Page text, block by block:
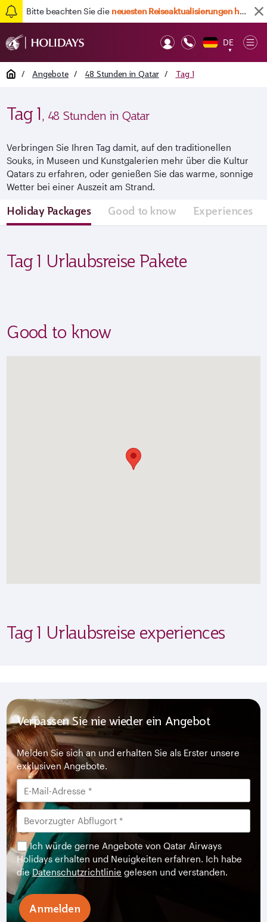
Bitte beachten Sie die neuesten Reiseaktualisierungen hier
DE
▼
Home / Angebote / 48 Stunden in Qatar / Tag 1
Tag 1, 48 Stunden in Qatar
Verbringen Sie Ihren Tag damit, auf den traditionellen
Souks, in Museen und Kunstgalerien mehr über die Kultur
Qatars zu erfahren, oder genießen Sie das warme, sonnige
Wetter bei einer Auszeit am Strand.
Holiday Packages Good to know Experiences
Tag 1 Urlaubsreise Pakete
Good to know
Tag 1 Urlaubsreise experiences
Verpassen Sie nie wieder ein Angebot
Melden Sie sich an und erhalten Sie als Erster unsere
exklusiven Angebote.
Ich würde gerne Angebote von Qatar Airways
Holidays erhalten und Neuigkeiten erfahren. Ich habe
dieDatenschutzrichtlinie gelesen und verstanden.
Anmelden